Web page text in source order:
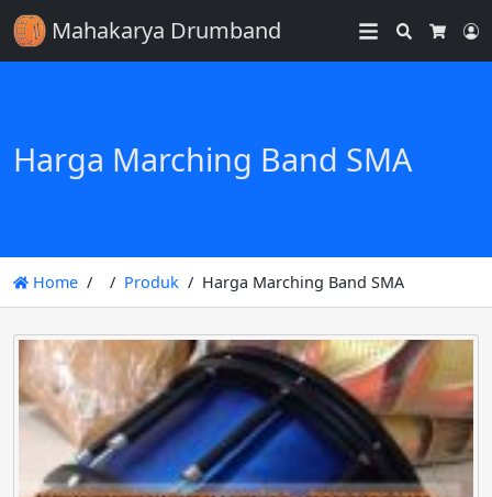
Mahakarya Drumband
Search
Harga Marching Band SMA
Home Produk Harga Marching Band SMA